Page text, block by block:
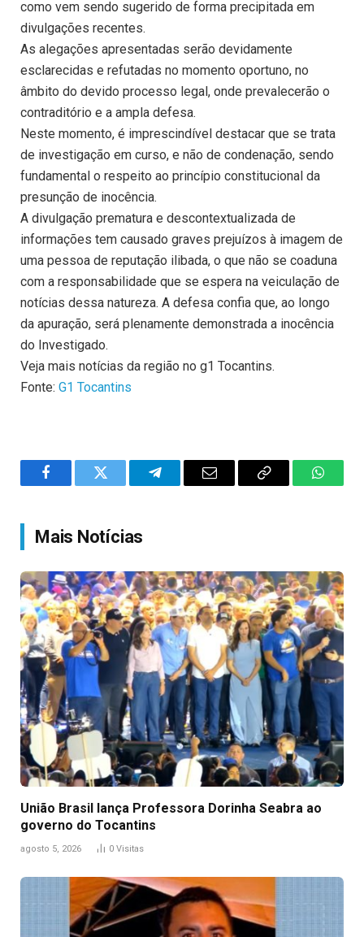
como vem sendo sugerido de forma precipitada em
divulgações recentes.
As alegações apresentadas serão devidamente
esclarecidas e refutadas no momento oportuno, no
âmbito do devido processo legal, onde prevalecerão o
contraditório e a ampla defesa.
Neste momento, é imprescindível destacar que se trata
de investigação em curso, e não de condenação, sendo
fundamental o respeito ao princípio constitucional da
presunção de inocência.
A divulgação prematura e descontextualizada de
informações tem causado graves prejuízos à imagem de
uma pessoa de reputação ilibada, o que não se coaduna
com a responsabilidade que se espera na veiculação de
notícias dessa natureza. A defesa confia que, ao longo
da apuração, será plenamente demonstrada a inocência
do Investigado.
Veja mais notícias da região no g1 Tocantins.
Fonte: G1 Tocantins
FacebookTwitter TelegramEmail
Copy
Mais Notícias
União Brasil lança Professora Dorinha Seabra ao
governo do Tocantins
agosto 5, 2026 0 Visitas